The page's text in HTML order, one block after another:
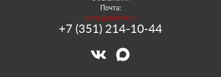
Почта:
order@sowork.ru
+7 (351) 214-10-44